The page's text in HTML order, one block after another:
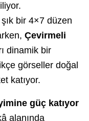
bir 4×7 düzen
Çevirmeli
dinamik bir
görseller doğal
katıyor.
güç katıyor
alanında